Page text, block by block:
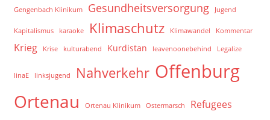
Gengenbach Klinikum Gesundheitsversorgung Jugend
Kapitalismus karaoke Klimaschutz Klimawandel Kommentar
Krieg Krise kulturabend Kurdistan leavenoonebehind Legalize
linaE linksjugend Nahverkehr Offenburg
Ortenau Ortenau Klinikum Ostermarsch Refugees